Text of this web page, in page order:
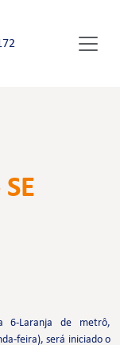
6-Laranja de metrô,
feira), será iniciado o